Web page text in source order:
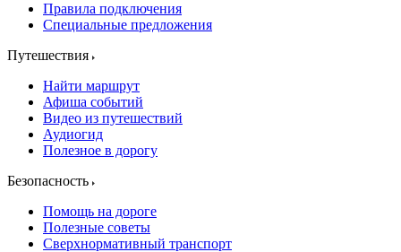
Правила подключения
Специальные предложения
Путешествия
Найти маршрут
Афиша событий
Видео из путешествий
Аудиогид
Полезное в дорогу
Безопасность
Помощь на дороге
Полезные советы
Сверхнормативный транспорт